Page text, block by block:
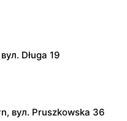
Długa 19
вул. Pruszkowska 36